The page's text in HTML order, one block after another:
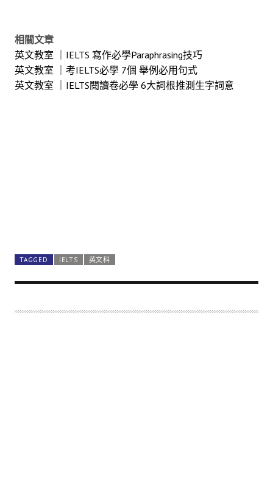
相關文章
英文教室 ｜IELTS 寫作必學Paraphrasing技巧
英文教室 ｜考IELTS必學 7個 舉例必用句式
英文教室 ｜IELTS閱讀卷必學 6大詞根推測生字詞意
TAGGED IELTS 英文科